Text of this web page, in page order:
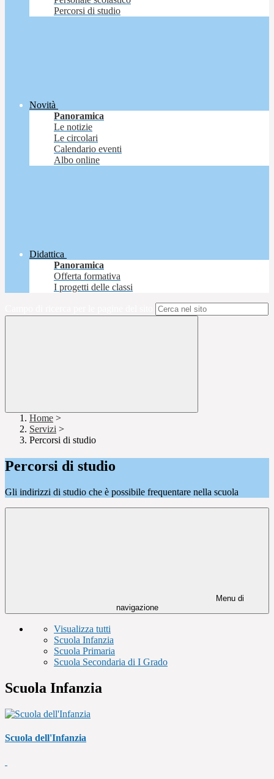
Percorsi di studio
Novità
Panoramica
Le notizie
Le circolari
Calendario eventi
Albo online
Didattica
Panoramica
Offerta formativa
I progetti delle classi
Home >
Servizi >
Percorsi di studio
Percorsi di studio
Gli indirizzi di studio che è possibile frequentare nella scuola
Menu di
navigazione
Visualizza tutti
Scuola Infanzia
Scuola Primaria
Scuola Secondaria di I Grado
Scuola Infanzia
Scuola dell'Infanzia